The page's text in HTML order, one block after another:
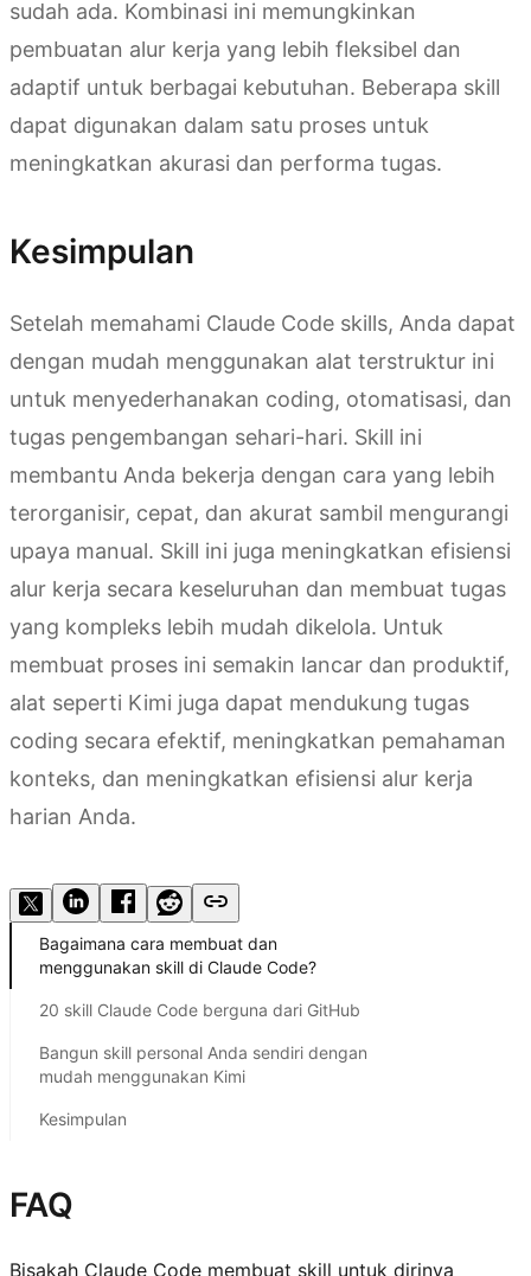
sudah ada. Kombinasi ini memungkinkan
pembuatan alur kerja yang lebih fleksibel dan
adaptif untuk berbagai kebutuhan. Beberapa skill
dapat digunakan dalam satu proses untuk
meningkatkan akurasi dan performa tugas.
Kesimpulan
Setelah memahami Claude Code skills, Anda dapat
dengan mudah menggunakan alat terstruktur ini
untuk menyederhanakan coding, otomatisasi, dan
tugas pengembangan sehari-hari. Skill ini
membantu Anda bekerja dengan cara yang lebih
terorganisir, cepat, dan akurat sambil mengurangi
upaya manual. Skill ini juga meningkatkan efisiensi
alur kerja secara keseluruhan dan membuat tugas
yang kompleks lebih mudah dikelola. Untuk
membuat proses ini semakin lancar dan produktif,
alat seperti Kimi juga dapat mendukung tugas
coding secara efektif, meningkatkan pemahaman
konteks, dan meningkatkan efisiensi alur kerja
harian Anda.
Bagaimana cara membuat dan
menggunakan skill di Claude Code?
20 skill Claude Code berguna dari GitHub
Bangun skill personal Anda sendiri dengan
mudah menggunakan Kimi
Kesimpulan
FAQ
Bisakah Claude Code membuat skill untuk dirinya